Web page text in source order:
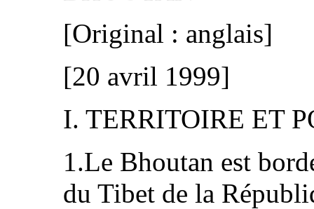
[Original : anglais]
[20 avril 1999]
I. TERRITOIRE ET
1.Le Bhoutan est
du Tibet de la